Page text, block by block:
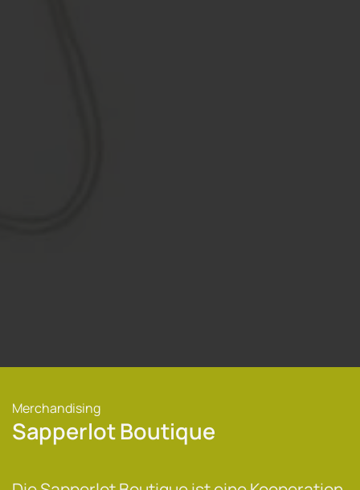
Merchandising
Sapperlot Boutique